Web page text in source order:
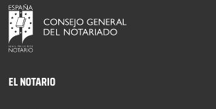
EL NOTARIO